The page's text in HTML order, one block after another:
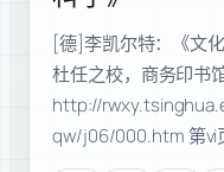
[德]李凯尔特：《文
杜任之校，商务印书
http://
qw/j06/000.htm 第vi